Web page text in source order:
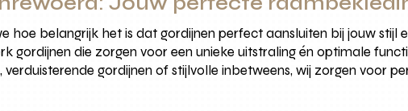
hoe belangrijk het is dat gordijnen perfect aansluiten bij jouw stijl
gordijnen die zorgen voor een unieke uitstraling én optimale
gordijnen of stijlvolle inbetweens, wij zorgen voor